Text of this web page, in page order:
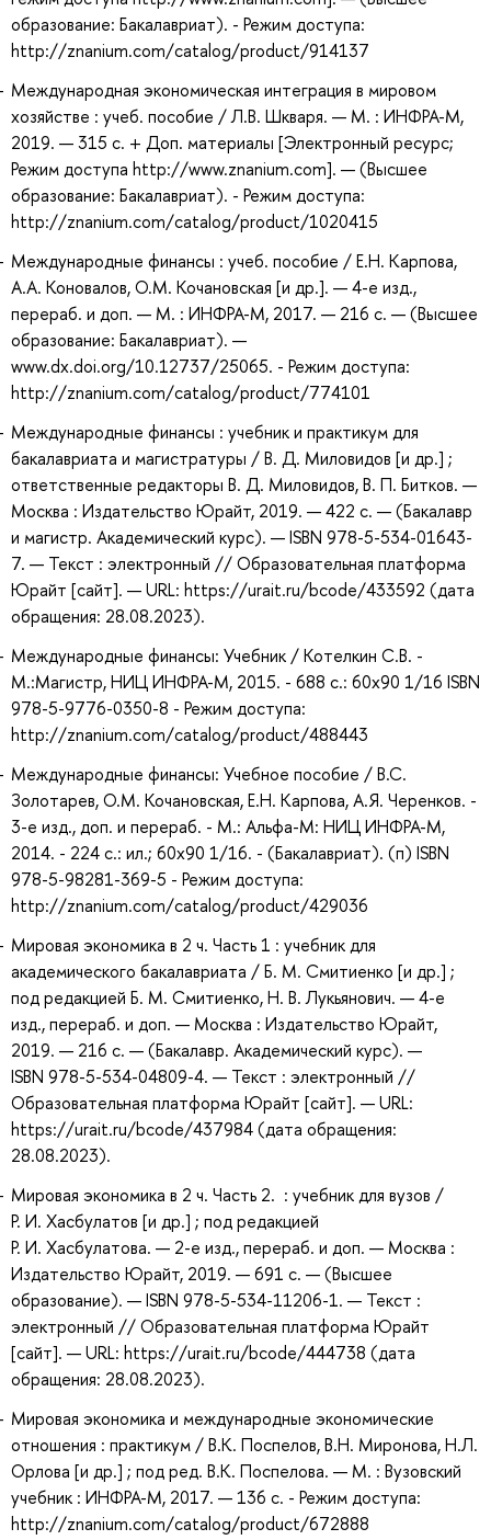
образование: Бакалавриат). - Режим доступа:
http://znanium.com/catalog/product/914137
Международная экономическая интеграция в мировом
хозяйстве : учеб. пособие / Л.В. Шкваря. — М. : ИНФРА-М,
2019. — 315 с. + Доп. материалы [Электронный ресурс;
Режим доступа http://www.znanium.com]. — (Высшее
образование: Бакалавриат). - Режим доступа:
http://znanium.com/catalog/product/1020415
Международные финансы : учеб. пособие / Е.Н. Карпова,
А.А. Коновалов, О.М. Кочановская [и др.]. — 4-е изд.,
перераб. и доп. — М. : ИНФРА-М, 2017. — 216 с. — (Высшее
образование: Бакалавриат). —
www.dx.doi.org/10.12737/25065. - Режим доступа:
http://znanium.com/catalog/product/774101
Международные финансы : учебник и практикум для
бакалавриата и магистратуры / В. Д. Миловидов [и др.] ;
ответственные редакторы В. Д. Миловидов, В. П. Битков. —
Москва : Издательство Юрайт, 2019. — 422 с. — (Бакалавр
и магистр. Академический курс). — ISBN 978-5-534-01643-
7. — Текст : электронный // Образовательная платформа
Юрайт [сайт]. — URL: https://urait.ru/bcode/433592 (дата
обращения: 28.08.2023).
Международные финансы: Учебник / Котелкин С.В. -
М.:Магистр, НИЦ ИНФРА-М, 2015. - 688 с.: 60x90 1/16 ISBN
978-5-9776-0350-8 - Режим доступа:
http://znanium.com/catalog/product/488443
Международные финансы: Учебное пособие / В.С.
Золотарев, О.М. Кочановская, Е.Н. Карпова, А.Я. Черенков. -
3-e изд., доп. и перераб. - М.: Альфа-М: НИЦ ИНФРА-М,
2014. - 224 с.: ил.; 60x90 1/16. - (Бакалавриат). (п) ISBN
978-5-98281-369-5 - Режим доступа:
http://znanium.com/catalog/product/429036
Мировая экономика в 2 ч. Часть 1 : учебник для
академического бакалавриата / Б. М. Смитиенко [и др.] ;
под редакцией Б. М. Смитиенко, Н. В. Лукьянович. — 4-е
изд., перераб. и доп. — Москва : Издательство Юрайт,
2019. — 216 с. — (Бакалавр. Академический курс). —
ISBN 978-5-534-04809-4. — Текст : электронный //
Образовательная платформа Юрайт [сайт]. — URL:
https://urait.ru/bcode/437984 (дата обращения:
28.08.2023).
Мировая экономика в 2 ч. Часть 2. : учебник для вузов /
Р. И. Хасбулатов [и др.] ; под редакцией
Р. И. Хасбулатова. — 2-е изд., перераб. и доп. — Москва :
Издательство Юрайт, 2019. — 691 с. — (Высшее
образование). — ISBN 978-5-534-11206-1. — Текст :
электронный // Образовательная платформа Юрайт
[сайт]. — URL: https://urait.ru/bcode/444738 (дата
обращения: 28.08.2023).
Мировая экономика и международные экономические
отношения : практикум / В.К. Поспелов, В.Н. Миронова, Н.Л.
Орлова [и др.] ; под ред. В.К. Поспелова. — М. : Вузовский
учебник : ИНФРА-М, 2017. — 136 с. - Режим доступа:
http://znanium.com/catalog/product/672888